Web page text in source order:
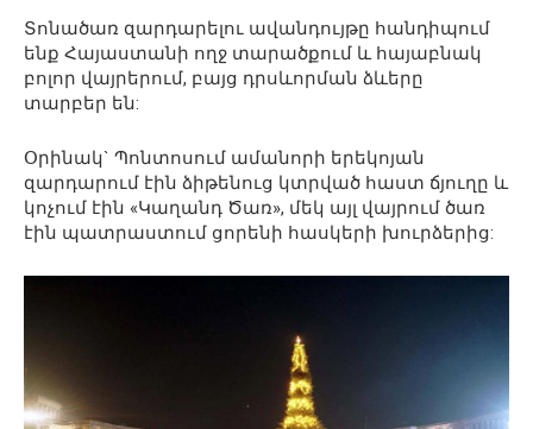
Տոնածառ զարդարելու ավանդույթը հանդիպում
ենք Հայաստանի ողջ տարածքում և հայաբնակ
բոլոր վայրերում, բայց դրսևորման ձևերը
տարբեր են:
Օրինակ` Պոնտոսում ամանորի երեկոյան
զարդարում էին ձիթենուց կտրված հաստ ճյուղը և
կոչում էին «Կաղանդ Ծառ», մեկ այլ վայրում ծառ
էին պատրաստում ցորենի հասկերի խուրձերից: